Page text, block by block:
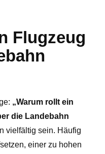
Flugzeug
„Warum rollt ein
die Landebahn
vielfältig sein. Häufig
einer zu hohen